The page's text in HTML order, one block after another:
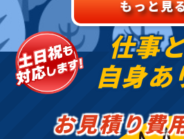
仕事
自身あ
お見積り費